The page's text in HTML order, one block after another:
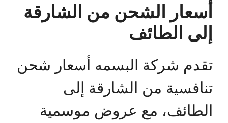
أسعار الشحن من الشارقة
إلى الطائف
تقدم شركة البسمه أسعار شحن
تنافسية من الشارقة إلى
الطائف، مع عروض موسمية